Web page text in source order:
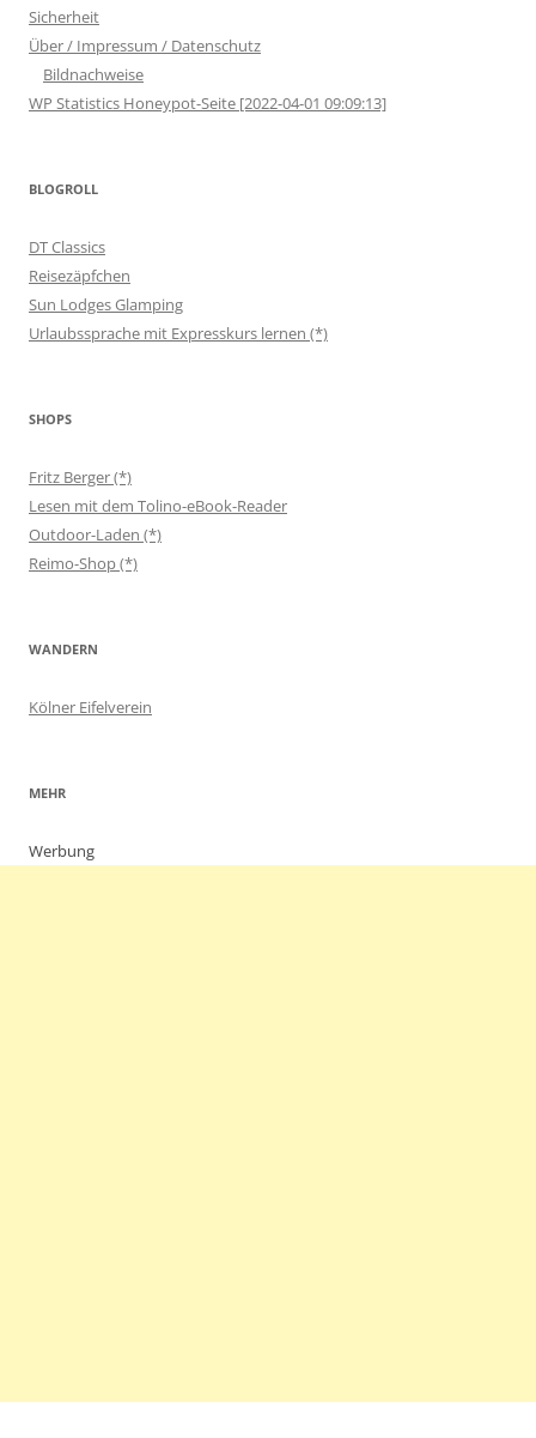
Sicherheit
Über / Impressum / Datenschutz
Bildnachweise
WP Statistics Honeypot-Seite [2022-04-01 09:09:13]
BLOGROLL
DT Classics
Reisezäpfchen
Sun Lodges Glamping
Urlaubssprache mit Expresskurs lernen (*)
SHOPS
Fritz Berger (*)
Lesen mit dem Tolino-eBook-Reader
Outdoor-Laden (*)
Reimo-Shop (*)
WANDERN
Kölner Eifelverein
MEHR
Werbung